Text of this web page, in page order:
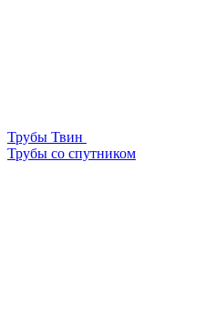
Трубы Твин
Трубы со спутником